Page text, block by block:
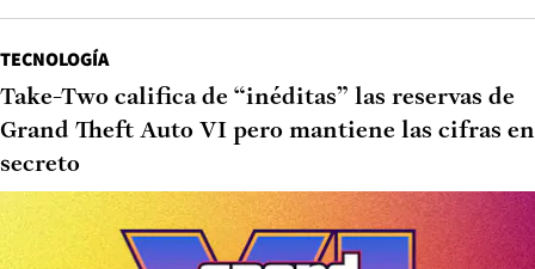
TECNOLOGÍA
Take-Two califica de “inéditas” las reservas de
Grand Theft Auto VI pero mantiene las cifras en
secreto